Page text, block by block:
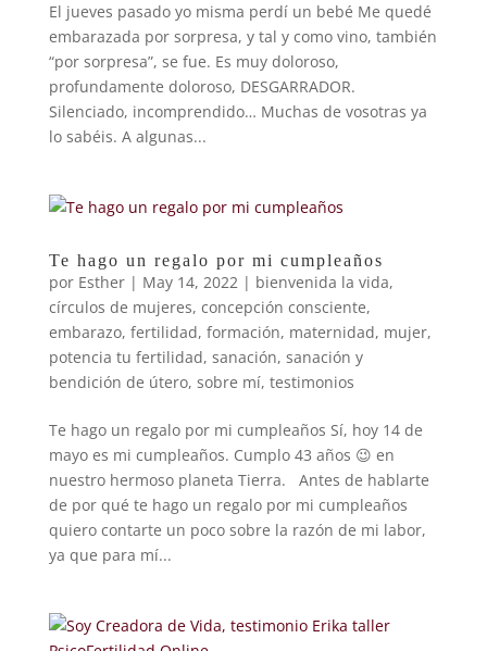
El jueves pasado yo misma perdí un bebé Me quedé
embarazada por sorpresa, y tal y como vino, también
“por sorpresa”, se fue. Es muy doloroso,
profundamente doloroso, DESGARRADOR.
Silenciado, incomprendido… Muchas de vosotras ya
lo sabéis. A algunas...
Te hago un regalo por mi cumpleaños
por Esther| May 14, 2022| bienvenida la vida,
círculos de mujeres, concepción consciente,
embarazo, fertilidad, formación, maternidad, mujer,
potencia tu fertilidad, sanación, sanación y
bendición de útero, sobre mí, testimonios
Te hago un regalo por mi cumpleaños Sí, hoy 14 de
mayo es mi cumpleaños. Cumplo 43 años 😉 en
nuestro hermoso planeta Tierra. Antes de hablarte
de por qué te hago un regalo por mi cumpleaños
quiero contarte un poco sobre la razón de mi labor,
ya que para mí...